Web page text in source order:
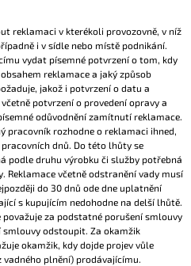
reklamaci v kterékoli provozovně, v níž
i v sídle nebo místě podnikání.
vydat písemné potvrzení o tom, kdy
reklamace a jaký způsob
jakož i potvrzení o datu a
potvrzení o provedení opravy a
odůvodnění zamítnutí reklamace.
pracovník rozhodne o reklamaci ihned,
dnů. Do této lhůty se
podle druhu výrobku či služby potřebná
Reklamace včetně odstranění vady musí
do 30 dnů ode dne uplatnění
s kupujícím nedohodne na delší lhůtě.
za podstatné porušení smlouvy
odstoupit. Za okamžik
okamžik, kdy dojde projev vůle
plnění) prodávajícímu.